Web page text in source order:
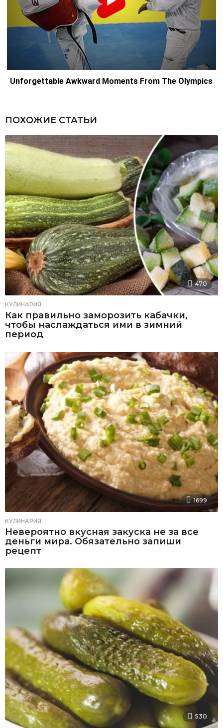
ПОХОЖИЕ СТАТЬИ
470
КУЛИНАРИЯ
Как правильно заморозить кабачки,
чтобы наслаждаться ими в зимний
период
1699
КУЛИНАРИЯ
Невероятно вкусная закуска не за все
деньги мира. Обязательно запиши
рецепт
530